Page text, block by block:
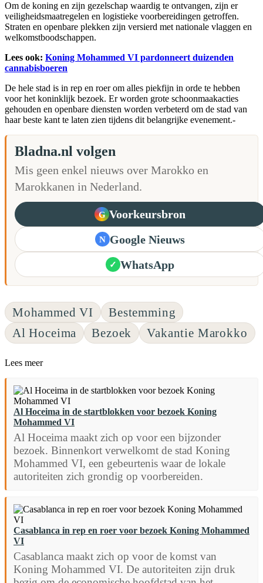
Om de koning en zijn gezelschap waardig te ontvangen, zijn er
veiligheidsmaatregelen en logistieke voorbereidingen getroffen.
Straten en openbare plekken zijn versierd met nationale vlaggen en
welkomstboodschappen.
Lees ook: Koning Mohammed VI pardonneert duizenden
cannabisboeren
De hele stad is in rep en roer om alles piekfijn in orde te hebben
voor het koninklijk bezoek. Er worden grote schoonmaakacties
gehouden en openbare diensten worden verbeterd om de stad van
haar beste kant te laten zien tijdens dit belangrijke evenement.-
Bladna.nl volgen
Mis geen enkel nieuws over Marokko en
Marokkanen in Nederland.
G Voorkeursbron
N Google Nieuws
✓ WhatsApp
Mohammed VI
Bestemming
Al Hoceima
Bezoek Vakantie Marokko
Lees meer
Al Hoceima in de startblokken voor bezoek Koning
Mohammed VI
Al Hoceima maakt zich op voor een bijzonder
bezoek. Binnenkort verwelkomt de stad Koning
Mohammed VI, een gebeurtenis waar de lokale
autoriteiten zich grondig op voorbereiden.
Casablanca in rep en roer voor bezoek Koning Mohammed
VI
Casablanca maakt zich op voor de komst van
Koning Mohammed VI. De autoriteiten zijn druk